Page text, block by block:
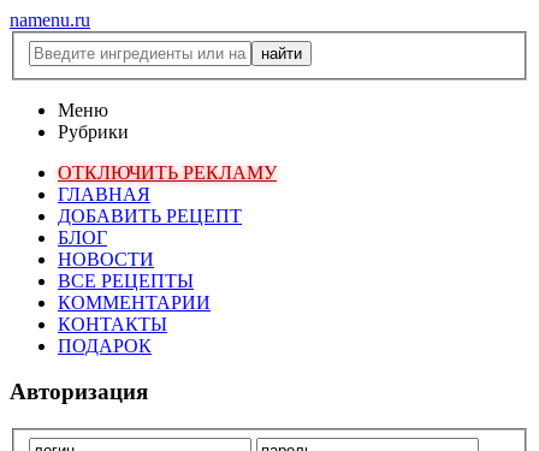
namenu.ru
Меню
Рубрики
ОТКЛЮЧИТЬ РЕКЛАМУ
ГЛАВНАЯ
ДОБАВИТЬ РЕЦЕПТ
БЛОГ
НОВОСТИ
ВСЕ РЕЦЕПТЫ
КОММЕНТАРИИ
КОНТАКТЫ
ПОДАРОК
Авторизация